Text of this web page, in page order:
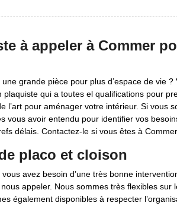
à appeler à Commer
grande pièce pour plus d’espace de vie ?
qui a toutes el qualifications pour
pour aménager votre intérieur. Si vous
vous avoir entendu pour identifier vos
délais. Contactez-le si vous êtes à Commer.
placo et cloison
avez besoin d’une très bonne
appeler. Nous sommes très flexibles sur
également disponibles à respecter